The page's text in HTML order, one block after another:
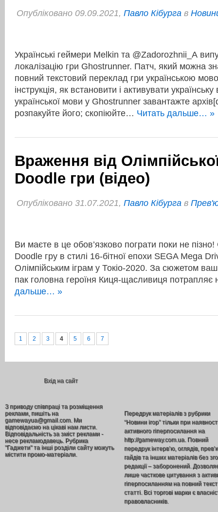
Опубліковано 09.09.2021, Павло Кібурга в
Українські геймери Melkin та @Zadorozhnii_A
локалізацію гри Ghostrunner. Патч, який можна
повний текстовий переклад гри українською
інструкція, як встановити і активувати
української мови у Ghostrunner завантажте
розпакуйте його; скопіюйте… Читать дальше… »
Враження від
Doodle гри (відео)
Опубліковано 31.07.2021, Павло Кібурга в
Ви маєте в це обов’язково пограти поки не
Doodle гру в стилі 16-бітної епохи SEGA Mega
Олімпійським іграм у Токіо-2020. За сюжетом
пак головна героїня Киця-щасливиця
дальше… »
1 2 3 4 5 6 7
Вхід на сайт
З приводу співпраці та розміщення
реклами, пишіть на
gamewayua@gmail.com. Ми
відповідаємо на цікаві нам листи.
Відповідальність за зміст реклами -
несе рекламодавець. Рубрика
"Гаджети" та інші розділи сайту можуть
містити промо-матеріали.
Передрук матеріалів з рубрики
“Новини ігор” тільки при
активного гіперпосилання на
http://gameway.com.ua. Повний
передрук інтерв’ю, оглядів,
гайдів та інших матеріалів без
редакції – заборонений.
лише часткове цитування з
гіперпосиланням на повний текст
статті. Всі торгові марки є
правовласників.